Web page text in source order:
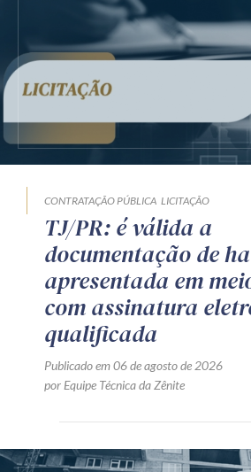
CONTRATAÇÃO PÚBLICA LICITAÇÃO
TJ/PR: é válida a
documentação de
apresentada em
com assinatura
qualificada
Publicado em 06 de agosto de 2026
por Equipe Técnica da Zênite